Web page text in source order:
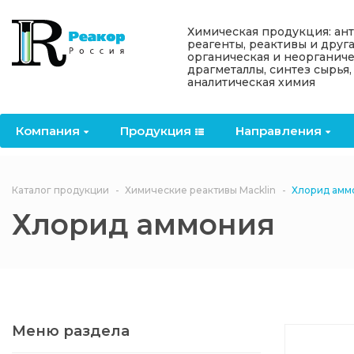
Компания Продукция Направления
Назад
Компания
Лицензии
Документы
Филиалы
Назад
Продукция
OceanСhem
Антипирены
антипирены
3ASenrise
Назад
Направления
Отвердители
Назад
Информация
Акции
Политика
конфиденциальности
Химическая продукция:
реагенты, реактивы и
органическая и
драгметаллы, синтез сырья,
аналитическая химия
Каталог продукции Химические реактивы Macklin Хлорид
Хлорид аммония
Меню раздела